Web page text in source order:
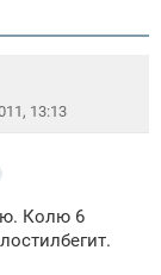
13:13
Колю 6